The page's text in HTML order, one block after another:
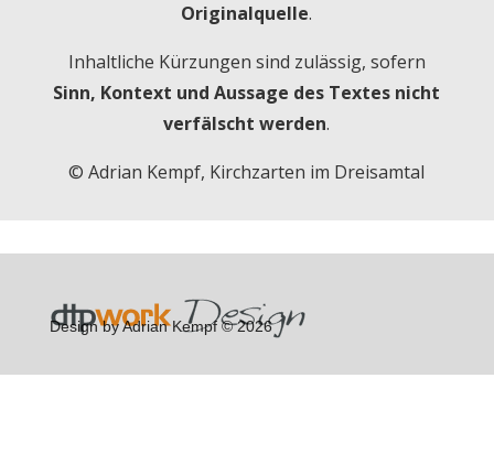
Originalquelle.
Inhaltliche Kürzungen sind zulässig, sofern
Sinn, Kontext und Aussage des Textes nicht
verfälscht werden.
© Adrian Kempf, Kirchzarten im Dreisamtal
Design by Adrian Kempf © 2026